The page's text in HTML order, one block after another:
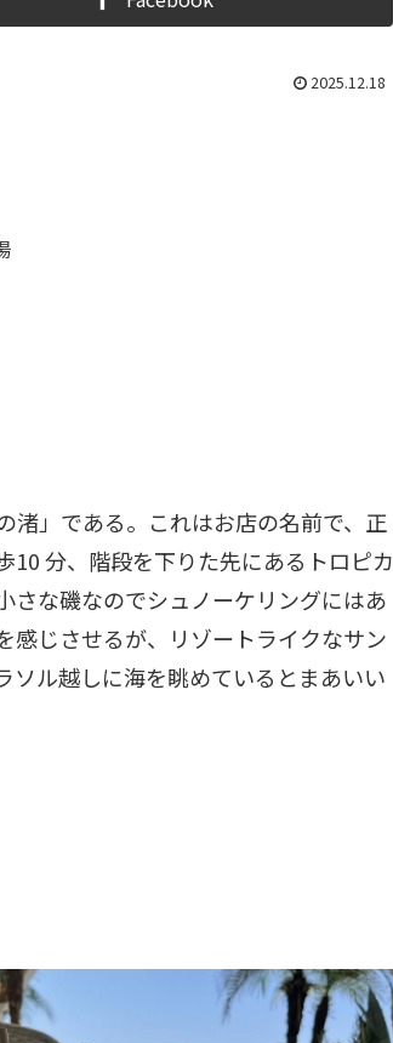
2025.12.18
渚」である。これはお店の名前で、正
分、階段を下りた先にあるトロピカ
さな磯なのでシュノーケリングにはあ
感じさせるが、リゾートライクなサン
ソル越しに海を眺めているとまあいい